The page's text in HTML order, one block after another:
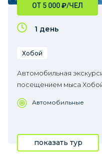
ОТ 5 000₽/ЧЕЛ
1 день
Хобой
Автомобильная
посещением мыса
Автомобильные
показать тур